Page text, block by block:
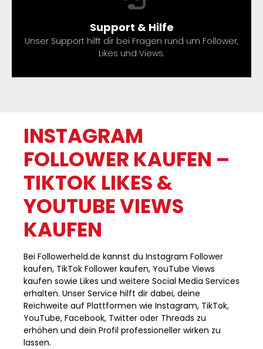
Support & Hilfe
Unser Support hilft dir bei Fragen rund um Follower,
Likes und Views.
INSTAGRAM
FOLLOWER KAUFEN –
TIKTOK LIKES &
YOUTUBE VIEWS
KAUFEN
Bei Followerheld.de kannst du Instagram Follower
kaufen, TikTok Follower kaufen, YouTube Views
kaufen sowie Likes und weitere Social Media Services
erhalten. Unser Service hilft dir dabei, deine
Reichweite auf Plattformen wie Instagram, TikTok,
YouTube, Facebook, Twitter oder Threads zu
erhöhen und dein Profil professioneller wirken zu
lassen.